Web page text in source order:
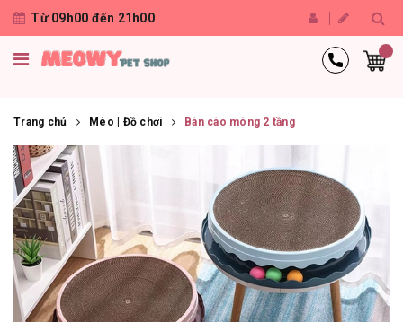
Từ 09h00 đến 21h00
Trang chủ Mèo | Đồ chơi Bàn cào móng 2 tầng